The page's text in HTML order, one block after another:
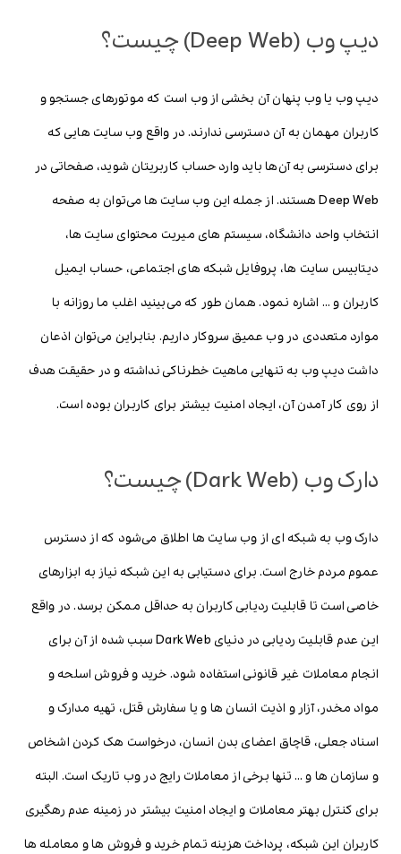
دیپ وب (Deep Web) چیست؟
دیپ وب یا وب پنهان آن بخشی از وب است که موتورهای جستجو و
کاربران مهمان به آن دسترسی ندارند. در واقع وب سایت هایی که
برای دسترسی به آن‌ها باید وارد حساب کاربریتان شوید، صفحاتی در
Deep Web هستند. از جمله این وب سایت ها می‌توان به صفحه
انتخاب واحد دانشگاه، سیستم های میریت محتوای سایت ها،
دیتابیس سایت ها، پروفایل شبکه های اجتماعی، حساب ایمیل
کاربران و … اشاره نمود. همان طور که می‌بینید اغلب ما روزانه با
موارد متعددی در وب عمیق سروکار داریم. بنابراین می‌توان اذعان
داشت دیپ وب به تنهایی ماهیت خطرناکی نداشته و در حقیقت هدف
از روی کار آمدن آن، ایجاد امنیت بیشتر برای کاربران بوده است.
دارک وب (Dark Web) چیست؟
دارک وب به شبکه ای از وب سایت ها اطلاق می‌شود که از دسترس
عموم مردم خارج است. برای دستیابی به این شبکه نیاز به ابزارهای
خاصی است تا قابلیت ردیابی کاربران به حداقل ممکن برسد. در واقع
این عدم قابلیت ردیابی در دنیای Dark Web سبب شده از آن برای
انجام معاملات غیر قانونی استفاده شود. خرید و فروش اسلحه و
مواد مخدر، آزار و اذیت انسان ها و یا سفارش قتل، تهیه مدارک و
اسناد جعلی، قاچاق اعضای بدن انسان، درخواست هک کردن اشخاص
و سازمان ها و … تنها برخی از معاملات رایج در وب تاریک است. البته
برای کنترل بهتر معاملات و ایجاد امنیت بیشتر در زمینه عدم رهگیری
کاربران این شبکه، پرداخت هزینه تمام خرید و فروش ها و معامله ها